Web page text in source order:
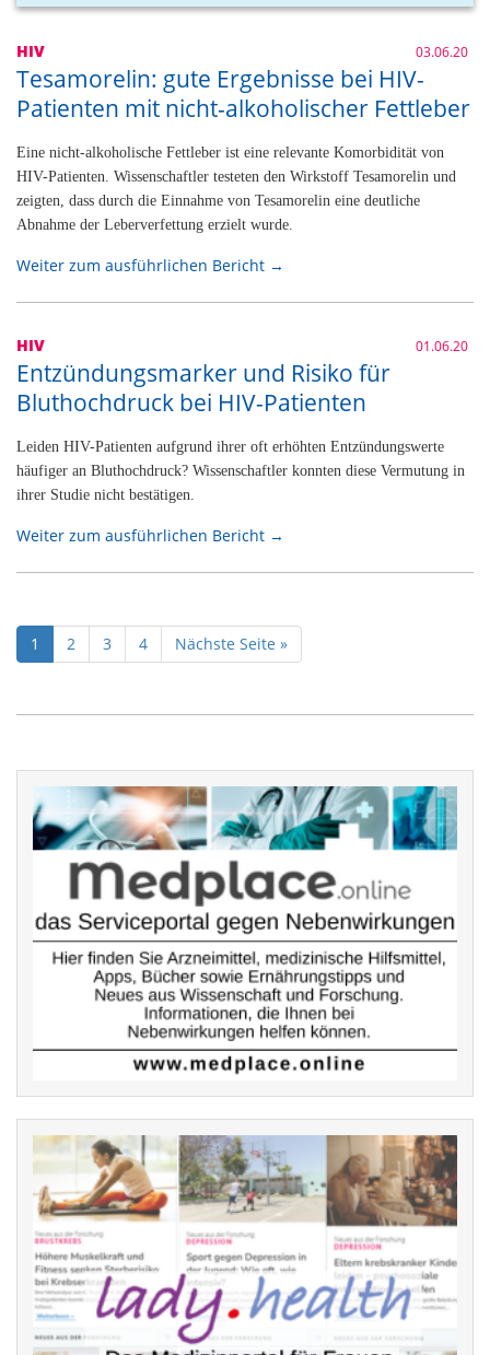
HIV 03.06.20
Tesamorelin: gute Ergebnisse bei HIV-
Patienten mit nicht-alkoholischer Fettleber
Eine nicht-alkoholische Fettleber ist eine relevante Komorbidität von
HIV-Patienten. Wissenschaftler testeten den Wirkstoff Tesamorelin und
zeigten, dass durch die Einnahme von Tesamorelin eine deutliche
Abnahme der Leberverfettung erzielt wurde.
Weiter zum ausführlichen Bericht →
HIV 01.06.20
Entzündungsmarker und Risiko für
Bluthochdruck bei HIV-Patienten
Leiden HIV-Patienten aufgrund ihrer oft erhöhten Entzündungswerte
häufiger an Bluthochdruck? Wissenschaftler konnten diese Vermutung in
ihrer Studie nicht bestätigen.
Weiter zum ausführlichen Bericht →
1 2 3 4 Nächste Seite »